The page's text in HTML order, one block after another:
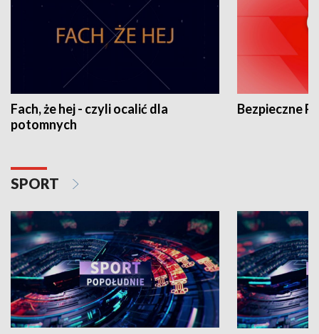
Fach, że hej - czyli ocalić dla
potomnych
Bezpieczne
SPORT